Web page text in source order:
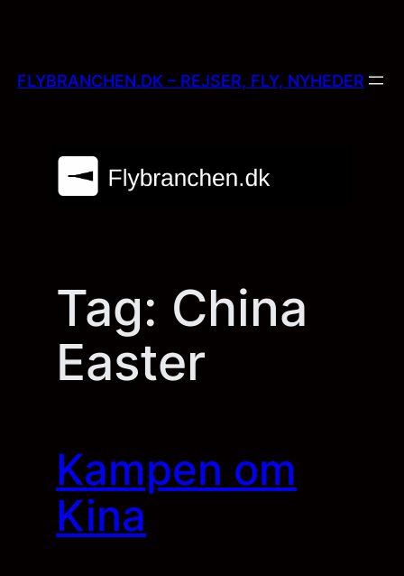
content
FLYBRANCHEN.DK – REJSER, FLY, NYHEDER
Tag: China
Easter
Kampen om
Kina